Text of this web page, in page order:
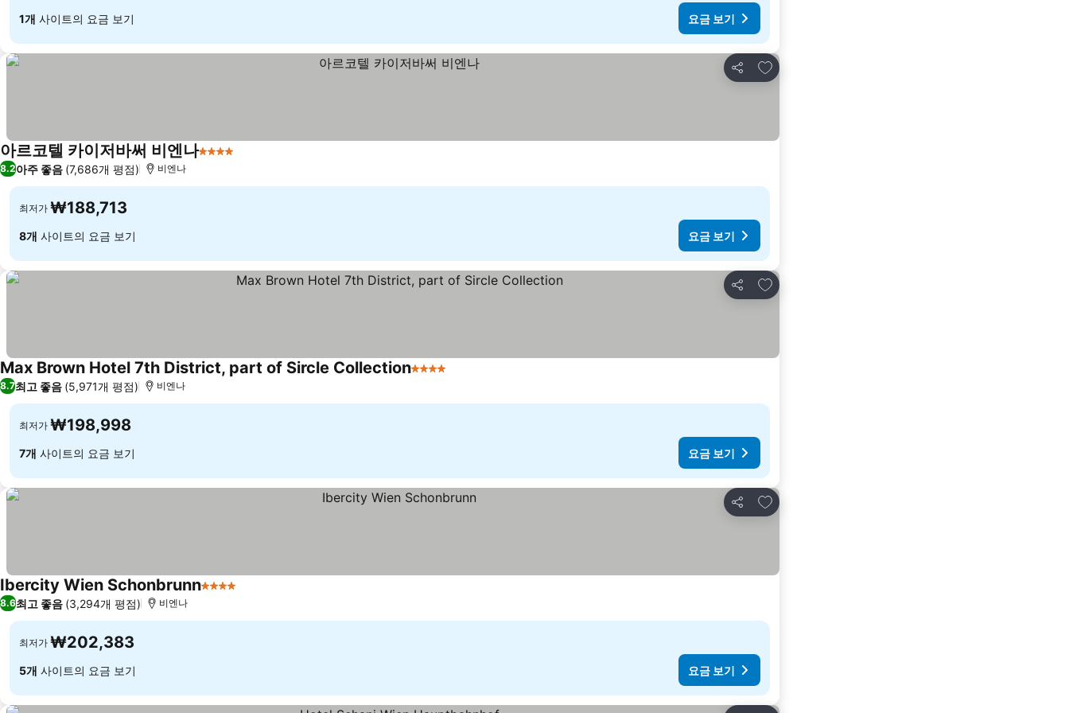
1개 사이트의 요금 보기 요금 보기
공유
즐겨찾기에 추가
아르코텔 카이저바써 비엔나4 성급
8.2아주 좋음 (7,686개 평점) 비엔나
최저가 ₩188,713
8개 사이트의 요금 보기 요금 보기
공유
즐겨찾기에 추가
Max Brown Hotel 7th District, part of Sircle Collection4 성급
8.7최고 좋음 (5,971개 평점) 비엔나
최저가 ₩198,998
7개 사이트의 요금 보기 요금 보기
공유
즐겨찾기에 추가
Ibercity Wien Schonbrunn4 성급
8.6최고 좋음 (3,294개 평점) 비엔나
최저가 ₩202,383
5개 사이트의 요금 보기 요금 보기